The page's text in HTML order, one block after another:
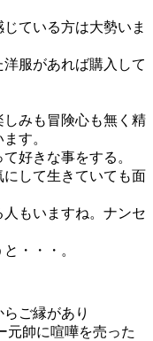
ている方は大勢いま
服があれば購入して
みも冒険心も無く精
す。
好きな事をする。
して生きていても面
もいますね。ナンセ
・・・。
ご縁があり
元帥に喧嘩を売った